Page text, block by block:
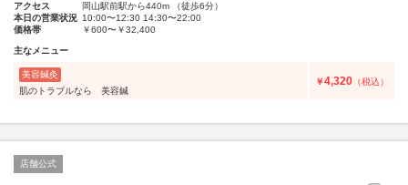
アクセス
岡山駅前駅から440m （徒歩6分）
本日の営業状況 10:00〜12:30 14:30〜22:00
価格帯
￥600〜￥32,400
主なメニュー
美容鍼灸
肌のトラブルなら 美容鍼
￥4,320 （税込）
店舗公式